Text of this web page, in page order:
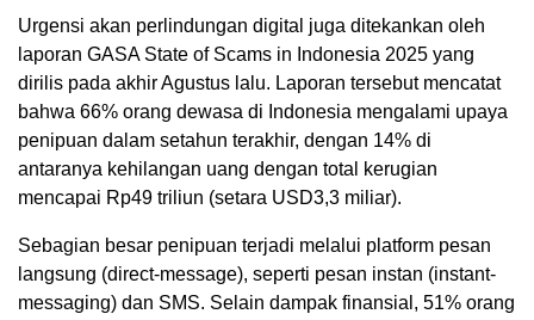
Urgensi akan perlindungan digital juga ditekankan oleh
laporan GASA State of Scams in Indonesia 2025 yang
dirilis pada akhir Agustus lalu. Laporan tersebut mencatat
bahwa 66% orang dewasa di Indonesia mengalami upaya
penipuan dalam setahun terakhir, dengan 14% di
antaranya kehilangan uang dengan total kerugian
mencapai Rp49 triliun (setara USD3,3 miliar).
Sebagian besar penipuan terjadi melalui platform pesan
langsung (direct-message), seperti pesan instan (instant-
messaging) dan SMS. Selain dampak finansial, 51% orang